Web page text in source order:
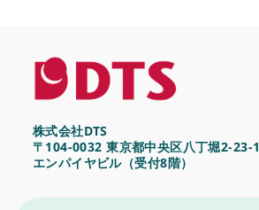
株式会社DTS
〒104-0032 東京都中央区八丁堀2-23-1
エンパイヤビル（受付8階）